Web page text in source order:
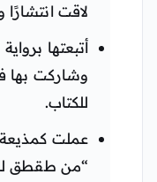
لاقت انتشارًا
أتبعتها برواية
وشاركت بها
للكتاب.
عملت
“من طقطق